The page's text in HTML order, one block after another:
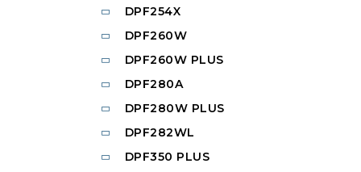
DPF254X
DPF260W
DPF260W PLUS
DPF280A
DPF280W PLUS
DPF282WL
DPF350 PLUS